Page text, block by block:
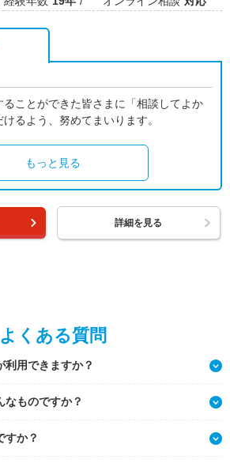
ることができた皆さまに「相談してよか
るよう、努めてまいります。
もっと見る
詳細を見る
よくある質問
利用できますか？
なものですか？
すか？